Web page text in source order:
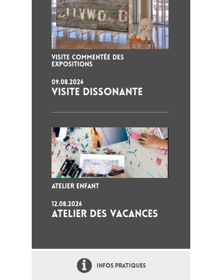
VISITE COMMENTÉE DES
EXPOSITIONS
09.08.2026
VISITE DISSONANTE
ATELIER ENFANT
12.08.2026
ATELIER DES VACANCES
INFOS PRATIQUES